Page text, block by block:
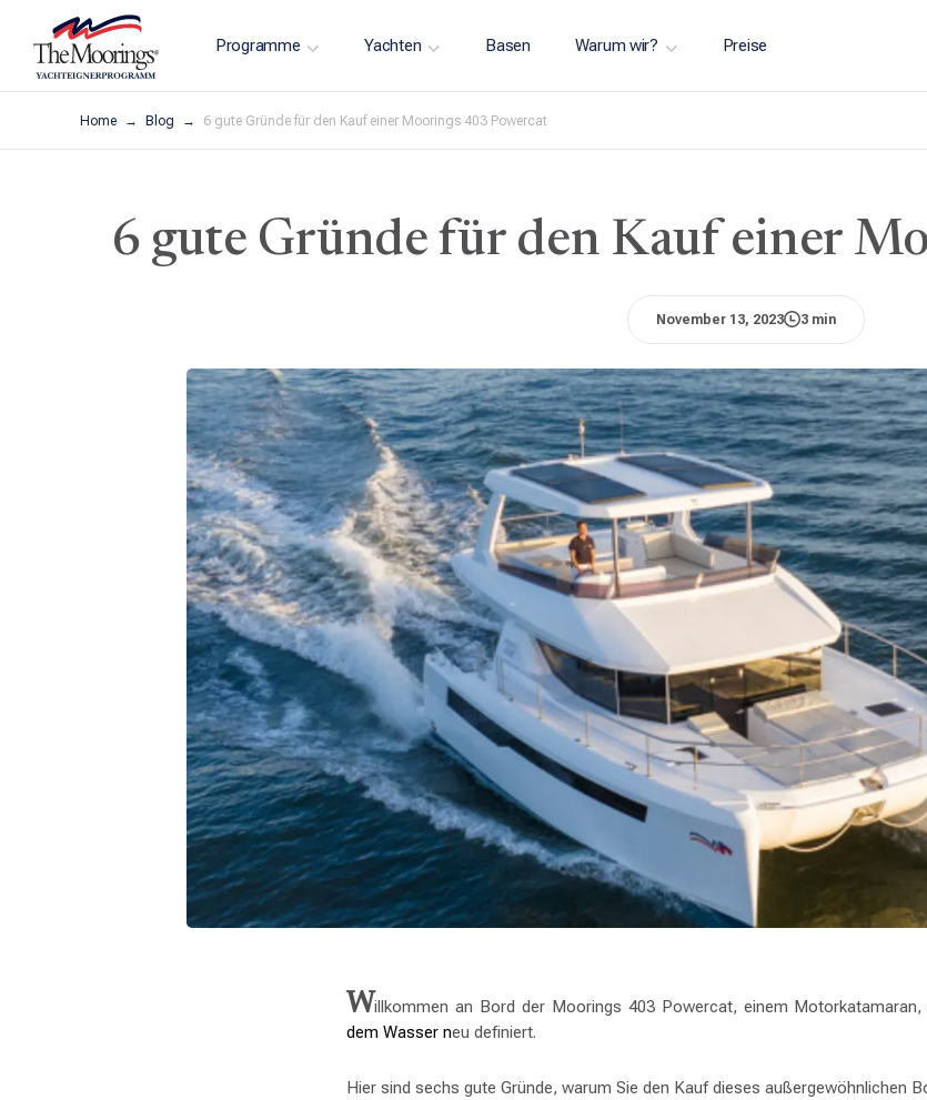
Programme Yachten Basen Warum wir? Preise
Home Blog 6 gute Gründe für den Kauf einer Moorings 403 Powercat
6 gute Gründe für den Kauf einer
November 13, 2023 3 min
Willkommen an Bord der Moorings 403 Powercat, einem
dem Wasser neu definiert.
Hier sind sechs gute Gründe, warum Sie den Kauf dieses außergewöhnlichen